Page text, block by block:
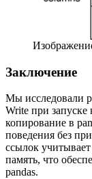
Заключение
Мы исследовали
Write при
копирование в
поведения без
ссылок
память, что
pandas.